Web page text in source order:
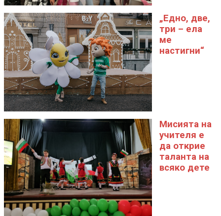
„Едно, две,
три – ела
ме
настигни“
Мисията на
учителя е
да открие
таланта на
всяко дете